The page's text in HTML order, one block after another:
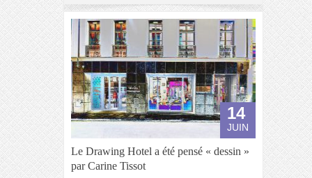
14
JUIN
Le Drawing Hotel a été pensé « dessin »
par Carine Tissot